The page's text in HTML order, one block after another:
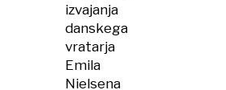
izvajanja
danskega
vratarja
Emila
Nielsena